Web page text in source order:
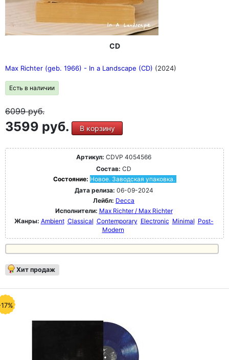
CD
Max Richter (geb. 1966) - In a Landscape (CD) (2024)
Есть в наличии
6099руб.
3599 руб. В корзину
Артикул: CDVP 4054566
Состав: CD
Состояние: Новое. Заводская упаковка.
Дата релиза: 06-09-2024
Лейбл: Decca
Исполнители: Max Richter / Max Richter
Жанры: Ambient Classical Contemporary Electronic Minimal Post-
Modern
Хит продаж